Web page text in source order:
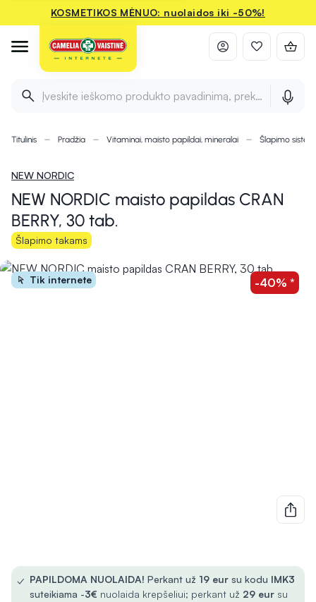
KOSMETIKOS MĖNUO: nuolaidos iki -50%!
Įveskite ieškomo produkto pavadinimą, prekės ženklą ir
Titulinis Pradžia Vitaminai, maisto papildai, mineralai Šlapimo
NEW NORDIC
NEW NORDIC maisto papildas CRAN
BERRY, 30 tab.
Šlapimo takams
Tik internete -40% *
✓ PAPILDOMA NUOLAIDA! Perkant už 19 eur su kodu IMK3
suteikiama -3€ nuolaida krepšeliui; perkant už 29 eur su